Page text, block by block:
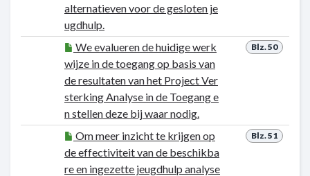
alternatieven voor de gesloten je
ugdhulp.
Blz. 50
We evalueren de huidige werk
wijze in de toegang op basis van
de resultaten van het Project Ver
sterking Analyse in de Toegang e
n stellen deze bij waar nodig.
Blz. 51
Om meer inzicht te krijgen op
de effectiviteit van de beschikba
re en ingezette jeugdhulp analyse